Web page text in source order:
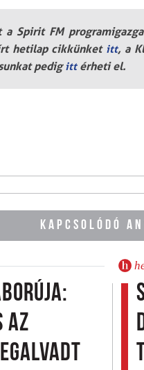
Spirit FM
hetilap cikkünket itt, a
pedigittérheti el.
KAPCSOLÓDÓ
az